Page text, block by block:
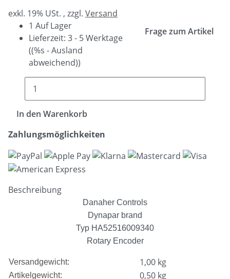
exkl. 19% USt. , zzgl. Versand
1 Auf Lager
Lieferzeit: 3 - 5 Werktage
((%s - Ausland
abweichend))
Frage zum Artikel
In den Warenkorb
Zahlungsmöglichkeiten
Beschreibung
Danaher Controls
Dynapar brand
Typ HA52516009340
Rotary Encoder
Versandgewicht: 1,00 kg
Artikelgewicht: 0,50 kg